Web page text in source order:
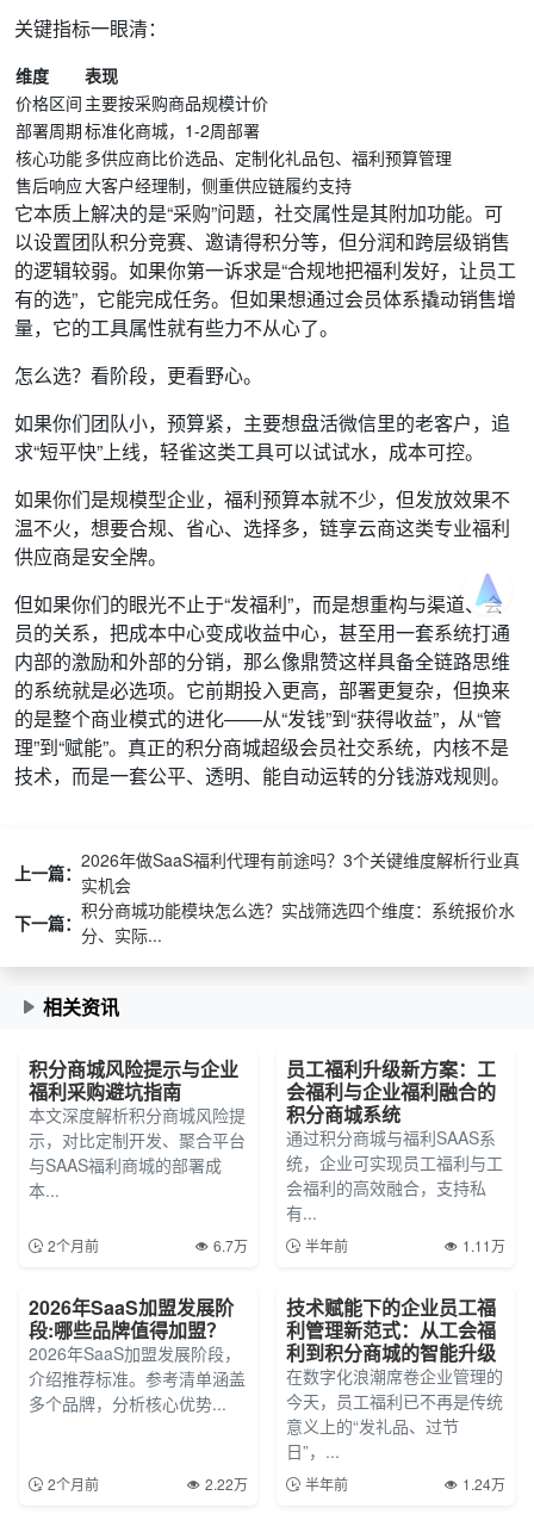
关键指标一眼清：
维度
表现
价格区间 主要按采购商品规模计价
部署周期标准化商城，1-2周部署
核心功能多供应商比价选品、定制化礼品包、福利预算管理
售后响应大客户经理制，侧重供应链履约支持
它本质上解决的是“采购”问题，社交属性是其附加功能。可
以设置团队积分竞赛、邀请得积分等，但分润和跨层级销售
的逻辑较弱。如果你第一诉求是“合规地把福利发好，让员工
有的选”，它能完成任务。但如果想通过会员体系撬动销售增
量，它的工具属性就有些力不从心了。
怎么选？看阶段，更看野心。
如果你们团队小，预算紧，主要想盘活微信里的老客户，追
求“短平快”上线，轻雀这类工具可以试试水，成本可控。
如果你们是规模型企业，福利预算本就不少，但发放效果不
温不火，想要合规、省心、选择多，链享云商这类专业福利
供应商是安全牌。
但如果你们的眼光不止于“发福利”，而是想重构与渠道、会
员的关系，把成本中心变成收益中心，甚至用一套系统打通
内部的激励和外部的分销，那么像鼎赞这样具备全链路思维
的系统就是必选项。它前期投入更高，部署更复杂，但换来
的是整个商业模式的进化——从“发钱”到“获得收益”，从“管
理”到“赋能”。真正的积分商城超级会员社交系统，内核不是
技术，而是一套公平、透明、能自动运转的分钱游戏规则。
上一篇：
2026年做SaaS福利代理有前途吗？3个关键维度解析行业真
实机会
下一篇：
积分商城功能模块怎么选？实战筛选四个维度：系统报价水
分、实际...
相关资讯
积分商城风险提示与企业
福利采购避坑指南
本文深度解析积分商城风险提
示，对比定制开发、聚合平台
与SAAS福利商城的部署成
本...
2个月前 6.7万
员工福利升级新方案：工
会福利与企业福利融合的
积分商城系统
通过积分商城与福利SAAS系
统，企业可实现员工福利与工
会福利的高效融合，支持私
有...
半年前 1.11万
2026年SaaS加盟发展阶
段:哪些品牌值得加盟？
2026年SaaS加盟发展阶段，
介绍推荐标准。参考清单涵盖
多个品牌，分析核心优势...
2个月前 2.22万
技术赋能下的企业员工福
利管理新范式：从工会福
利到积分商城的智能升级
在数字化浪潮席卷企业管理的
今天，员工福利已不再是传统
意义上的“发礼品、过节
日”，...
半年前 1.24万